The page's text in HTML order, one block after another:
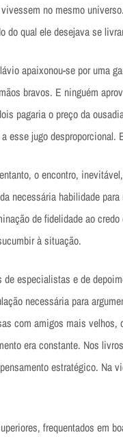
no mesmo
do qual ele desejava se
apaixonou-se por uma
bravos. E ninguém
pagaria o preço da
esse jugo
o encontro,
necessária habilidade
de fidelidade ao
à situação.
especialistas e de
necessária para
com amigos mais
era constante. Nos
estratégico. Na
frequentados em